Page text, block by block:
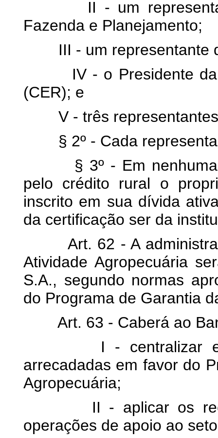
II - um
Fazenda e Planejamento;
III - um representante
IV - o Presidente da
(CER); e
V - três representantes
§ 2º - Cada
§ 3º - Em nenhuma
pelo crédito rural o
inscrito em sua dívida
da certificação ser da
Art. 62 - A
Atividade Agropecuária
S.A., segundo normas
do Programa de Garantia
Art. 63 - Caberá ao
I - centralizar em
arrecadadas em favor do
Agropecuária;
II - aplicar os
operações de apoio ao